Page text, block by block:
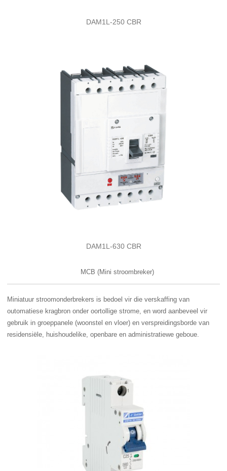
DAM1L-250 CBR
DAM1L-630 CBR
MCB (Mini stroombreker)
Miniatuur stroomonderbrekers is bedoel vir die verskaffing van
outomatiese kragbron onder oortollige strome, en word aanbeveel vir
gebruik in groeppanele (woonstel en vloer) en verspreidingsborde van
residensiële, huishoudelike, openbare en administratiewe geboue.